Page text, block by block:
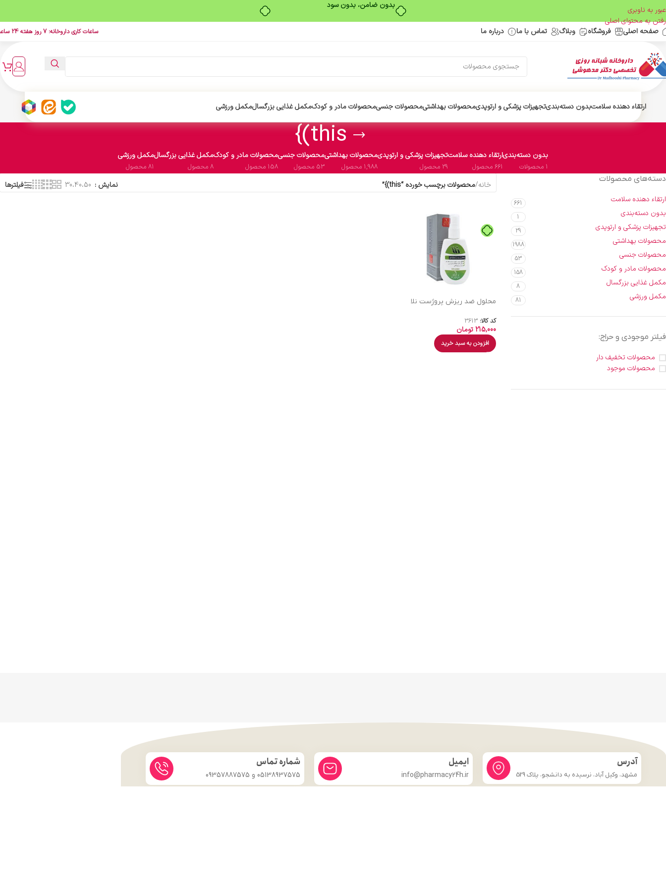
بدون ضامن، بدون سود
عبور به ناوبری
رفتن به محتوای اصلی
صفحه اصلی
فروشگاه وبلاگ تماس با ما درباره ما ساعات کاری داروخانه: 7 روز هفته 24 ساعت
ارتقاء دهنده سلامتبدون دسته‌بندیتجهیزات پزشکی و ارتوپدیمحصولات بهداشتیمحصولات جنسیمحصولات مادر و کودکمکمل غذایی بزرگسالمکمل ورزشی
this)}
بدون دسته‌بندی
1 محصولات
ارتقاء دهنده سلامت
661 محصول
تجهیزات پزشکی و ارتوپدی
29 محصول
محصولات بهداشتی
1,988 محصول
محصولات جنسی
53 محصول
محصولات مادر و کودک
158 محصول
مکمل غذایی بزرگسال
8 محصول
مکمل ورزشی
81 محصول
دسته‌های محصولات
ارتقاء دهنده سلامت 661
بدون دسته‌بندی 1
تجهیزات پزشکی و ارتوپدی 29
محصولات بهداشتی 1988
محصولات جنسی 53
محصولات مادر و کودک 158
مکمل غذایی بزرگسال 8
مکمل ورزشی 81
فیلتر موجودی و حراج:
محصولات تخفیف دار
محصولات موجود
خانه/محصولات برچسب خورده “this)}” نمایش 30،40،50 فیلترها
محلول ضد ریزش پروژست نلا
کد کالا:3613
215,000 تومان
افزودن به سبد خرید
آدرس
مشهد، وکیل آباد، نرسیده به دانشجو، پلاک 529
ایمیل
info@pharmacy24h.ir
شماره تماس
05138937575 و 09357887575